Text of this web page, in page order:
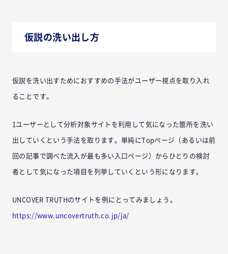
仮説の洗い出し方
仮説を洗い出すためにおすすめの手法がユーザー視点を取り入れ
ることです。
1ユーザーとして分析対象サイトを利用して気になった箇所を洗い
出していくという手法を取ります。単純にTopページ（あるいは前
回の記事で調べた流入が最も多い入口ページ）からひとりの検討
者として気になった項目を列挙していくという形になります。
UNCOVER TRUTHのサイトを例にとってみましょう。
https://www.uncovertruth.co.jp/ja/